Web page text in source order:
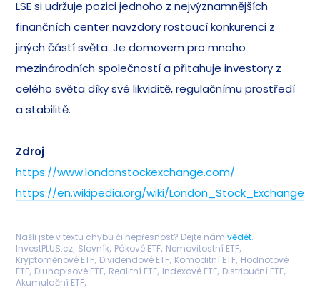
LSE si udržuje pozici jednoho z nejvýznamnějších
finančních center navzdory rostoucí konkurenci z
jiných částí světa. Je domovem pro mnoho
mezinárodních společností a přitahuje investory z
celého světa díky své likviditě, regulačnímu prostředí
a stabilitě.
Zdroj
https://www.londonstockexchange.com/
https://en.wikipedia.org/wiki/London_Stock_Exchange
Našli jste v textu chybu či nepřesnost? Dejte námvědět.
InvestPLUS.cz Slovník Pákové ETF Nemovitostní ETF
Kryptoměnové ETF Dividendové ETF Komoditní ETF Hodnotové
ETF Dluhopisové ETF Realitní ETF Indexové ETF Distribuční ETF
Akumulační ETF